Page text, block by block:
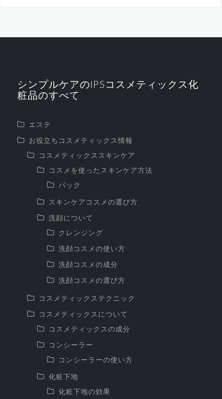
シンプルケアのIPSコスメティックス化
粧品のすべて
エステ
お役立ちコスメティックス情報
コスメティックススキンケア
コスメを使ったスキンケア方法
パック
スキンケアコスメの選び方
洗顔について
クレンジング
洗顔コスメの使い方
洗顔コスメの成分
洗顔コスメの選び方
コスメティックステクニック
コスメティックスについて
コスメティックスの成分
コンシーラー
コンシーラーの使い方
化粧下地
化粧下地の効果